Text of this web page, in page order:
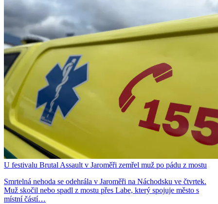
U festivalu Brutal Assault v Jaroměři zemřel muž po pádu z mostu
Smrtelná nehoda se odehrála v Jaroměři na Náchodsku ve čtvrtek.
Muž skočil nebo spadl z mostu přes Labe, který spojuje město s
místní částí…